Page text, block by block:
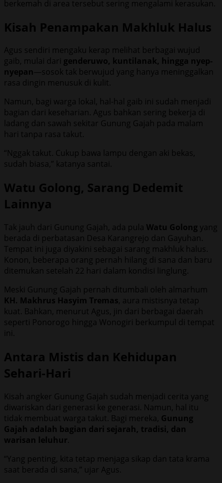
berkemah di area tersebut sering mengalami kerasukan.
Kisah Penampakan Makhluk Halus
Agus sendiri mengaku kerap melihat berbagai wujud
gaib, mulai dari genderuwo, kuntilanak, hingga nyep-
nyepan—sosok tak berwujud yang hanya meninggalkan
rasa dingin menusuk di kulit.
Namun, bagi warga lokal, hal-hal gaib ini sudah menjadi
bagian dari keseharian. Agus bahkan sering bekerja di
ladang dan sawah sekitar Gunung Gajah pada malam
hari tanpa rasa takut.
“Nggak takut. Cukup bawa lampu dengan aki bekas,
sudah biasa,” katanya santai.
Watu Golong, Sarang Dedemit
Lainnya
Tak jauh dari Gunung Gajah, ada pula Watu Golong yang
berada di perbatasan Desa Karangrejo dan Gayuhan.
Tempat ini juga diyakini sebagai sarang makhluk halus.
Konon, beberapa orang pernah hilang di sana dan baru
ditemukan setelah 22 hari dalam kondisi linglung.
Meski Gunung Gajah pernah ditumbali oleh almarhum
KH. Makhrus Hasyim Tremas, aura mistisnya tetap
kuat. Bahkan, menurut Agus, jin dari berbagai daerah
seperti Ponorogo hingga Wonogiri berkumpul di tempat
ini.
Antara Mistis dan Kehidupan
Sehari-Hari
Kisah angker Gunung Gajah sudah menjadi cerita yang
diwariskan dari generasi ke generasi. Namun, hal itu
tidak membuat warga takut. Bagi mereka, Gunung
Gajah adalah bagian dari sejarah, tradisi, dan
warisan leluhur.
“Yang penting, kita tetap menjaga sikap dan tata krama
saat berada di sana,” ujar Agus.